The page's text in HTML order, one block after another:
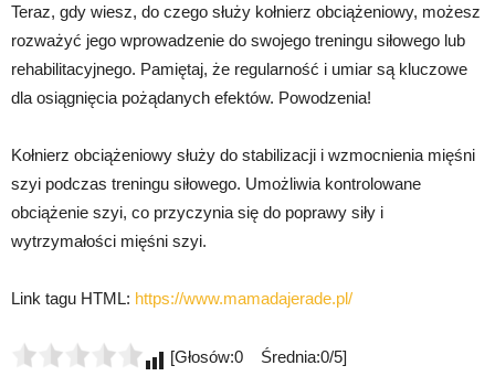
Teraz, gdy wiesz, do czego służy kołnierz obciążeniowy, możesz
rozważyć jego wprowadzenie do swojego treningu siłowego lub
rehabilitacyjnego. Pamiętaj, że regularność i umiar są kluczowe
dla osiągnięcia pożądanych efektów. Powodzenia!
Kołnierz obciążeniowy służy do stabilizacji i wzmocnienia mięśni
szyi podczas treningu siłowego. Umożliwia kontrolowane
obciążenie szyi, co przyczynia się do poprawy siły i
wytrzymałości mięśni szyi.
Link tagu HTML: https://www.mamadajerade.pl/
[Głosów:0 Średnia:0/5]